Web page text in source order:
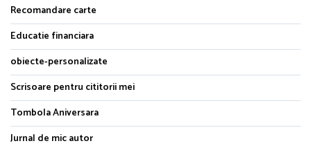
Recomandare carte
Educatie financiara
obiecte-personalizate
Scrisoare pentru cititorii mei
Tombola Aniversara
Jurnal de mic autor